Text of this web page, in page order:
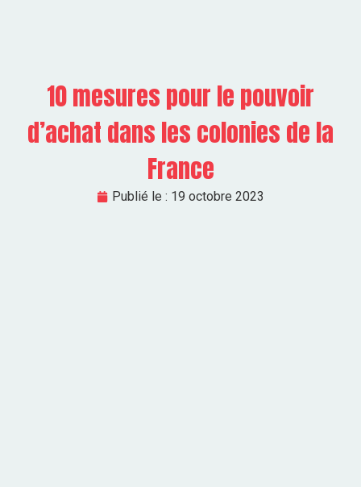
10 mesures pour le pouvoir
d’achat dans les colonies de la
France
Publié le : 19 octobre 2023